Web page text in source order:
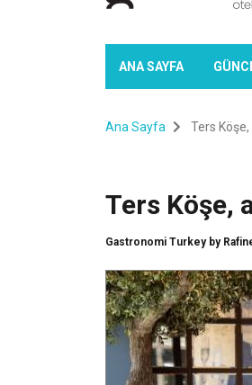
ANA SAYFA
Ana Sayfa Ters Köşe,
Ters Köşe,
Gastronomi Turkey by